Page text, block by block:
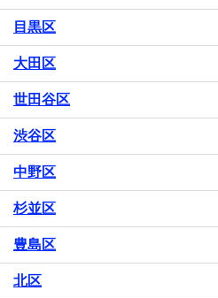
目黒区
大田区
世田谷区
渋谷区
中野区
杉並区
豊島区
北区